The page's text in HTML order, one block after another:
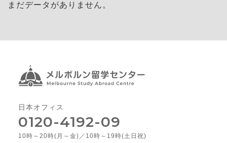
まだデータがありません。
日本オフィス
0120-4192-09
10時～20時(月～金)／10時～19時(土日祝)